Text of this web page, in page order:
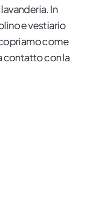
In
e vestiario
come
contatto con la